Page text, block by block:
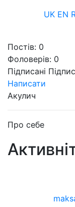
UK EN
Постів: 0
Фоловерів: 0
Підписані
Написати
Акулич
Про себе